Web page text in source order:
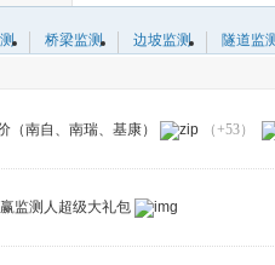
桥梁监测 边坡监测
隧道监
（南自、南瑞、基康） （+53）
监测人超级大礼包